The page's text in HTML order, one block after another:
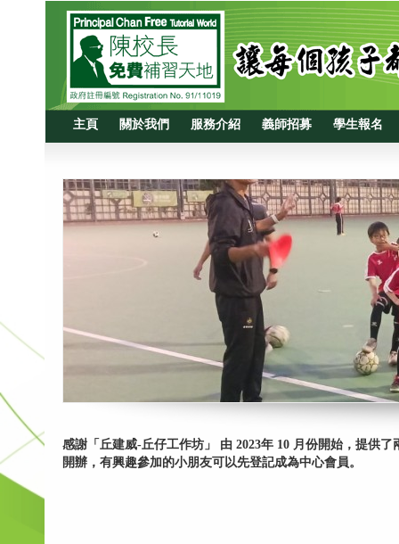
主頁 關於我們 服務介紹 義師招募 學生報名
感謝「丘建威-丘仔工作坊」 由 2023年 10 月份開始，提供
開辦，有興趣參加的小朋友可以先登記成為中心會員。